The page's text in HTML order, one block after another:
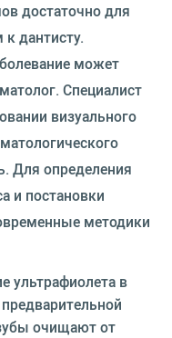
достаточно для
дантисту.
может
Специалист
визуального
Для определения
и постановки
методики
ультрафиолета в
очищают от